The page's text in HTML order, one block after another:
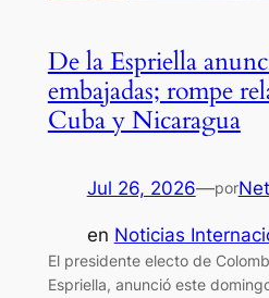
De la Espriella
embajadas; rompe
Cuba y Nicaragua
Jul 26, 2026—por
en Noticias
El presidente electo de
Espriella, anunció este